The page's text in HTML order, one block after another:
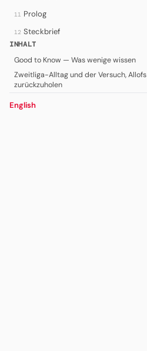
11 Prolog
12 Steckbrief
INHALT
Good to Know — Was wenige wissen
Zweitliga-Alltag und der Versuch, Allofs
zurückzuholen
English